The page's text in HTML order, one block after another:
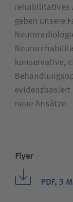
rehabilitatives
geben unsere
konservative,
evidenzbasiert
neue Ansätze.
Flyer
PDF, 3